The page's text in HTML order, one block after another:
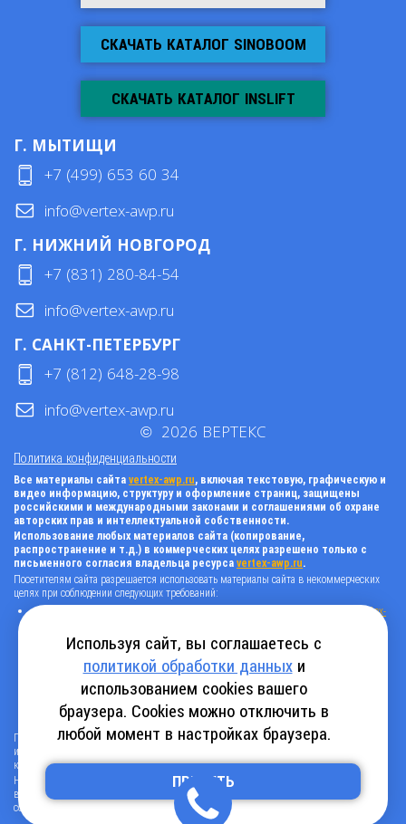
СКАЧАТЬ КАТАЛОГ SINOBOOM
СКАЧАТЬ КАТАЛОГ INSLIFT
Г. МЫТИЩИ
+7 (499) 653 60 34
info@vertex-awp.ru
Г. НИЖНИЙ НОВГОРОД
+7 (831) 280-84-54
info@vertex-awp.ru
Г. САНКТ-ПЕТЕРБУРГ
+7 (812) 648-28-98
info@vertex-awp.ru
Политика конфиденциальности
© 2026 ВЕРТЕКС
Все материалы сайта vertex-awp.ru, включая текстовую, графическую и
видео информацию, структуру и оформление страниц, защищены
российскими и международными законами и соглашениями об охране
авторских прав и интеллектуальной собственности.
Использование любых материалов сайта (копирование,
распространение и т.д.) в коммерческих целях разрешено только с
письменного согласия владельца ресурса vertex-awp.ru.
Посетителям сайта разрешается использовать материалы сайта в некоммерческих
целях при соблюдении следующих требований:
поставить прямую активную гиперссылку на оригинал в виде: «источник
vertex-
системами, т.е. запрещено применять «noindex», «nofollow» и любые другие
способы, нельзя использовать редирект в ссылках;
все ссылки, имеющиеся в тексте материала, должны оставаться в неизменном
виде и быть прямыми и активными;
в случае регулярного использования материалов сайтаvertex-awp.ru
активная ссылка на ресурс должна быть размещена на главной странице вашего
сайта (в любом видимом месте).
Посетителям сайта разрешается копировать/скачивать только следующую
информацию: бланки, анкеты, каталоги, промокоды на скидки, адреса офисов,
контактные телефоны и контактную информацию.
Нарушение вышеуказанных положений является нарушением авторских прав и
влечет наступление гражданской, административной и уголовной ответственности в
соответствии с действующим законодательством.
Используя сайт, вы соглашаетесь с
политикой обработки данныхи
использованием cookies вашего
браузера. Cookies можно отключить в
любой момент в настройках браузера.
ПРИНЯТЬ